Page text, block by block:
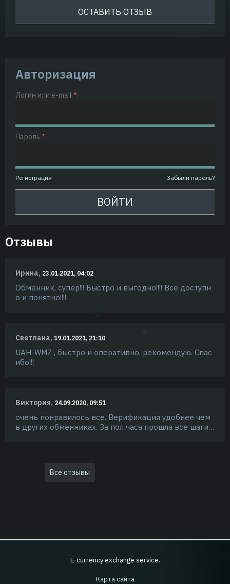
Авторизация
Логин или e-mail *:
Пароль *:
Регистрация Забыли пароль?
Отзывы
Ирина, 23.01.2021, 04:02
Обменник, супер!!! Быстро и выгодно!!!! Все доступн
о и понятно!!!!
Светлана, 19.01.2021, 21:10
UAH-WMZ , быстро и оперативно, рекомендую. Спас
ибо!!!
Виктория, 24.09.2020, 09:51
очень понравилось все. Верификация удобнее чем
в других обменниках. За пол часа прошла все шаги…
Все отзывы
E-currency exchange service.
Карта сайта